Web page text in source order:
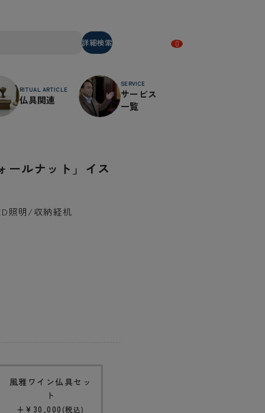
詳細検索 0
RITUAL ARTICLE
仏具関連
SERVICE
サービス
一覧
ールナット」イス
照明/収納経机
風雅ワイン仏具セッ
ト
+ ¥ 30,000 税込